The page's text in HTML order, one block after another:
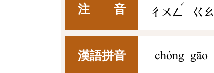
注 音 ㄔㄨㄥ
ˊ
ㄍㄠ
漢語拼音 chóng gāo